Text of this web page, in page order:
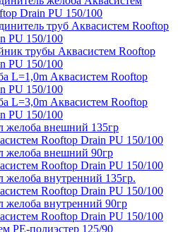
Drain PU 150/100
труб Аквасистем Rooftop
PU 150/100
трубы Аквасистем Rooftop
PU 150/100
L=1,0m Аквасистем Rooftop
PU 150/100
L=3,0m Аквасистем Rooftop
PU 150/100
желоба внешний 135гр
Rooftop Drain PU 150/100
желоба внешний 90гр
Rooftop Drain PU 150/100
желоба внутренний 135гр.
Rooftop Drain PU 150/100
желоба внутренний 90гр
Rooftop Drain PU 150/100
PE-полиэстер 125/90